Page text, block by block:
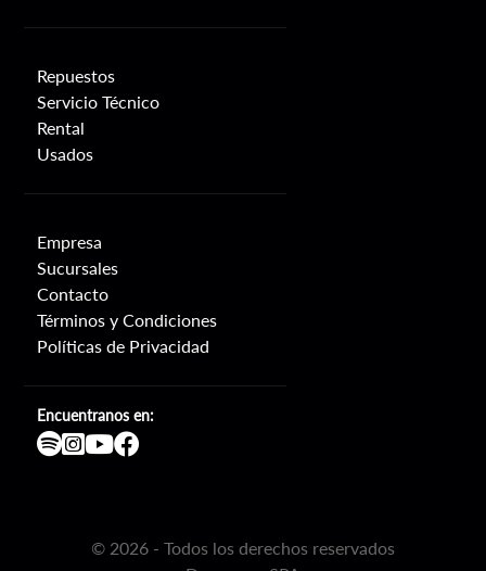
Repuestos
Servicio Técnico
Rental
Usados
Empresa
Sucursales
Contacto
Términos y Condiciones
Políticas de Privacidad
Encuentranos en:
© 2026 - Todos los derechos reservados